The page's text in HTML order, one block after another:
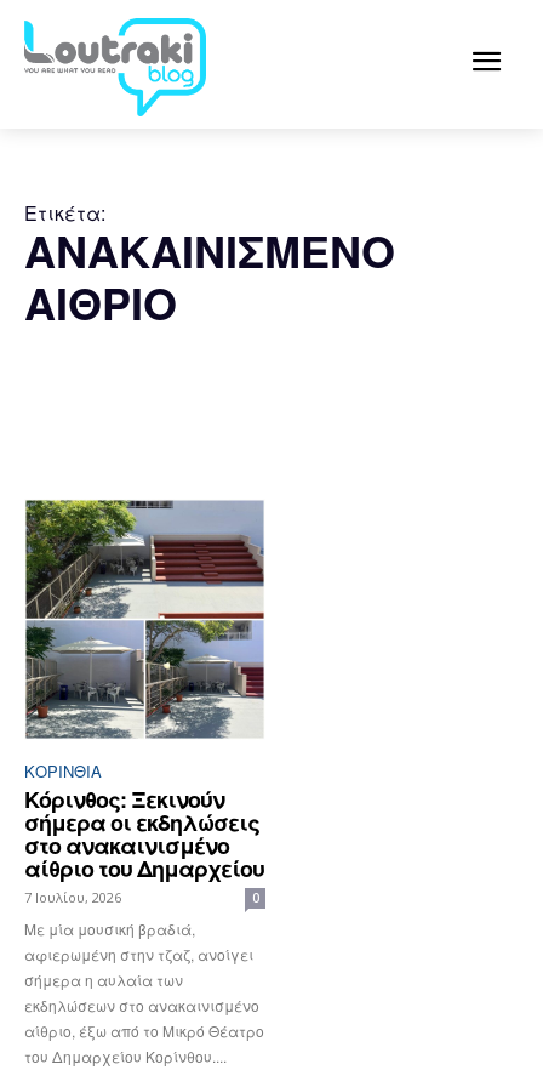
Ετικέτα:
ΑΝΑΚΑΙΝΙΣΜΕΝΟ
ΑΙΘΡΙΟ
ΚΟΡΙΝΘΊΑ
Κόρινθος: Ξεκινούν
σήμερα οι εκδηλώσεις
στο ανακαινισμένο
αίθριο του Δημαρχείου
7 Ιουλίου, 2026 0
Με μία μουσική βραδιά,
αφιερωμένη στην τζαζ, ανοίγει
σήμερα η αυλαία των
εκδηλώσεων στο ανακαινισμένο
αίθριο, έξω από το Μικρό Θέατρο
του Δημαρχείου Κορίνθου....